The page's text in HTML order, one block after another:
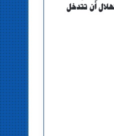
الهلال أن تتدخل